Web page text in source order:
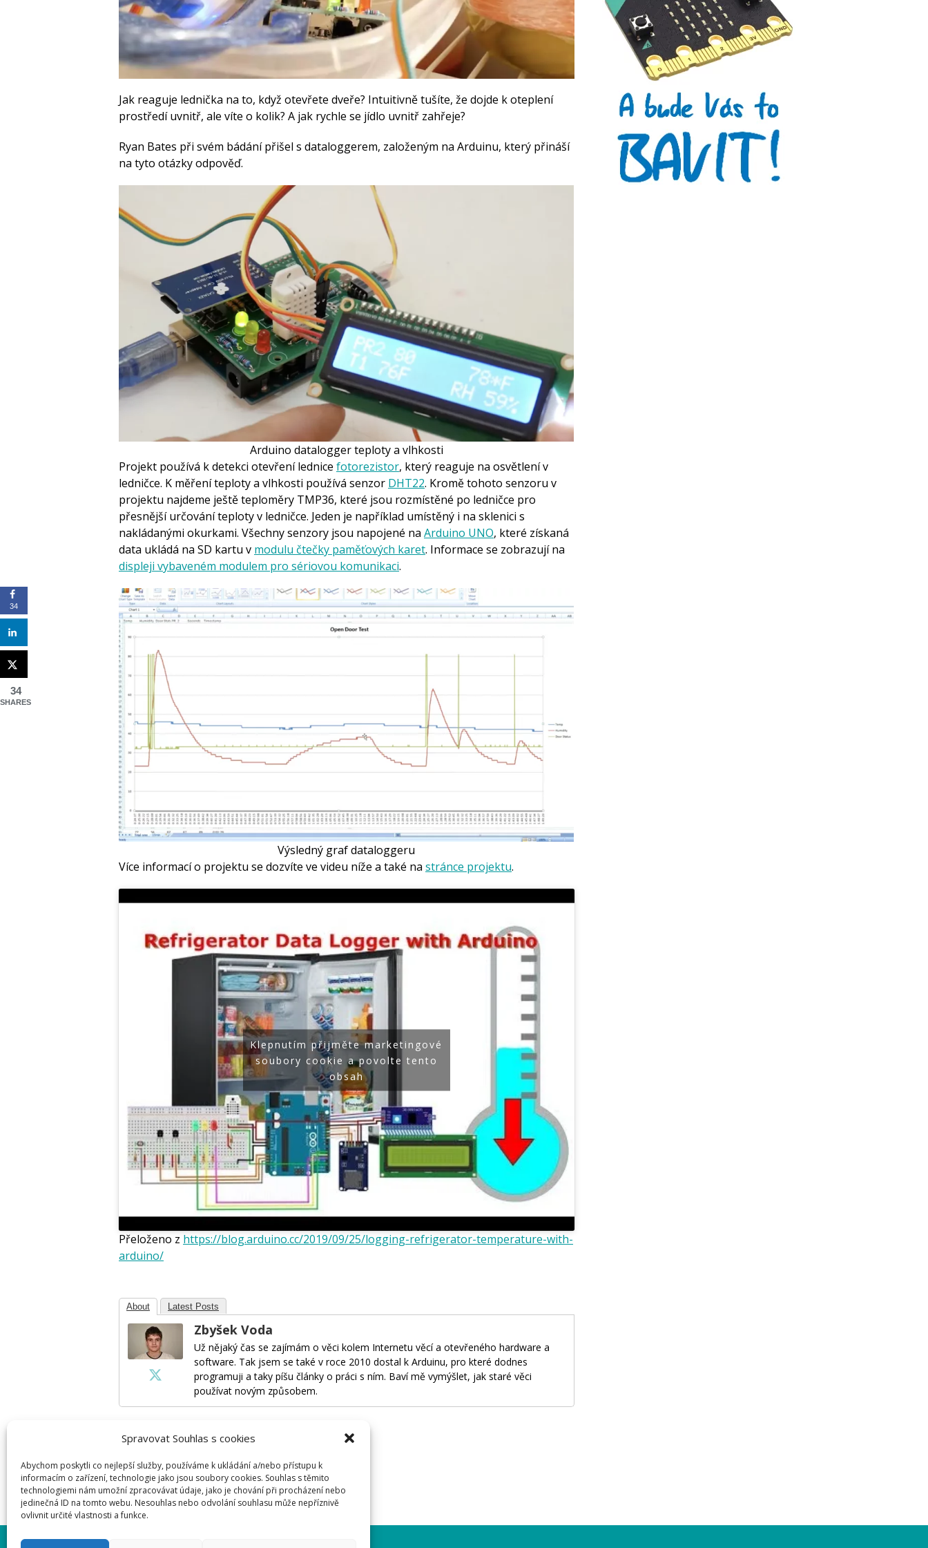
Spravovat Souhlas s cookies
Abychom poskytli co nejlepší služby, používáme k ukládání a/nebo přístupu k
informacím o zařízení, technologie jako jsou soubory cookies. Souhlas s těmito
technologiemi nám umožní zpracovávat údaje, jako je chování při procházení nebo
jedinečná ID na tomto webu. Nesouhlas nebo odvolání souhlasu může nepříznivě
ovlivnit určité vlastnosti a funkce.
Tinylab
Makeblock
Micro:bit
Jak reaguje lednička na to, když otevřete dveře? Intuitivně tušíte, že dojde k oteplení
prostředí uvnitř, ale víte o kolik? A jak rychle se jídlo uvnitř zahřeje?
Ryan Bates při svém bádání přišel s dataloggerem, založeným na Arduinu, který přináší
na tyto otázky odpověď.
Arduino datalogger teploty a vlhkosti
Projekt používá k detekci otevření lednice fotorezistor, který reaguje na osvětlení v
ledničce. K měření teploty a vlhkosti používá senzor DHT22. Kromě tohoto senzoru v
projektu najdeme ještě teploměry TMP36, které jsou rozmístěné po ledničce pro
přesnější určování teploty v ledničce. Jeden je například umístěný i na sklenici s
nakládanými okurkami. Všechny senzory jsou napojené na Arduino UNO, které získaná
data ukládá na SD kartu v modulu čtečky paměťových karet. Informace se zobrazují na
displeji vybaveném modulem pro sériovou komunikaci.
Výsledný graf dataloggeru
Více informací o projektu se dozvíte ve videu níže a také na stránce projektu.
Klepnutím přijměte marketingové
soubory cookie a povolte tento
obsah
Přeloženo z https://blog.arduino.cc/2019/09/25/logging-refrigerator-temperature-with-
arduino/
About Latest Posts
Zbyšek Voda
Už nějaký čas se zajímám o věci kolem Internetu věcí a otevřeného hardware a
software. Tak jsem se také v roce 2010 dostal k Arduinu, pro které dodnes
programuji a taky píšu články o práci s ním. Baví mě vymýšlet, jak staré věci
používat novým způsobem.
Napsat komentář
Pro přidávání komentářů se musíte nejdříve přihlásit
34
34
SHARES